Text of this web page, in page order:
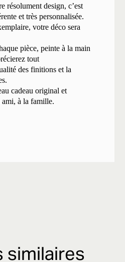
résolument design, c’est
et très personnalisée.
votre déco sera
pièce, peinte à la main
tout
des finitions et la
cadeau original et
ami, à la famille.
similaires